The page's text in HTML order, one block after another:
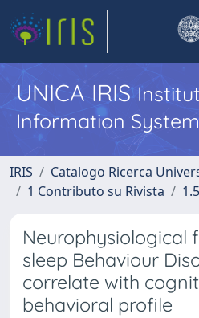
UNICA IRIS
Information System
IRIS
Catalogo Ricerca
1 Contributo su Rivista
Neurophysiological
sleep Behaviour
correlate with
behavioral profile